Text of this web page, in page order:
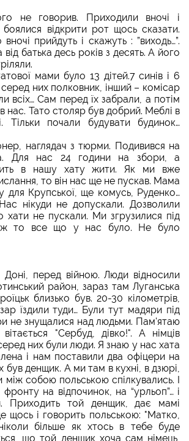
не говорив. Приходили вночі і
відкрити рот щось сказати.
прийдуть і скажуть : ”виходь…”.
батька десь років з десять. А його
мами було 13 дітей.7 синів і 6
них полковник, інший – комісар
всіх… Сам перед їх забрали, а потім
в нас. Тато столяр був добрий. Меблі в
Тільки почали будувати будинок…
наглядач з тюрми. Подивився на
Для нас 24 години на збори, а
в нашу хату жити. Як ми вже
то він нас ще не пускав. Мама
для Крупської, ще комусь, Руденко…
нікуди не допускали. Дозволили
хати не пускали. Ми згрузилися під
то все що у нас було. Не було
Доні, перед війною. Люди відносили
район, зараз там Луганська
близько був. 20-30 кілометрів,
їздили туди… Були тут мадяри під
не знущалися над людьми. Пам'ятаю
"Сербуд, дівко!". А німців
них були люди. Я знаю у нас хата
і нам поставили два офіцери на
був денщик. А ми там в кухні, в дзюрі,
між собою польською спілкувались. І
фронту на відпочинок, на “урльоп”… і
Приходить той денщик, дає мамі
щось і говорить польською: "Матко,
більше як хтось в тебе буде
що той денщик хоча сам німець,